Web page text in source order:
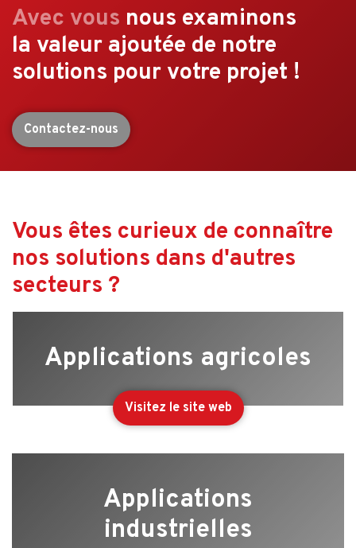
Avec vous nous examinons
la valeur ajoutée de notre
solutions pour votre projet !
Contactez-nous
Vous êtes curieux de connaître
nos solutions dans d'autres
secteurs ?
Applications agricoles
Visitez le site web
Applications
industrielles